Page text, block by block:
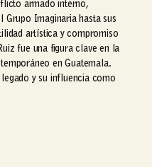
armado interno,
Grupo Imaginaria hasta sus
artística y compromiso
fue una figura clave en la
en Guatemala.
y su influencia como